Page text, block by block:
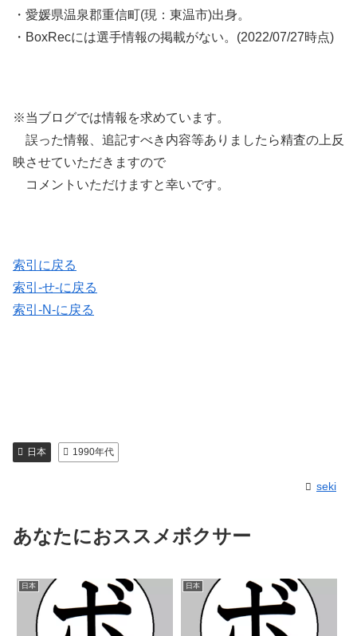
・愛媛県温泉郡重信町(現：東温市)出身。
・BoxRecには選手情報の掲載がない。(2022/07/27時点)
※当ブログでは情報を求めています。
誤った情報、追記すべき内容等ありましたら精査の上反
映させていただきますので
コメントいただけますと幸いです。
索引に戻る
索引-せ-に戻る
索引-N-に戻る
日本 1990年代
seki
あなたにおススメボクサー
日本 日本